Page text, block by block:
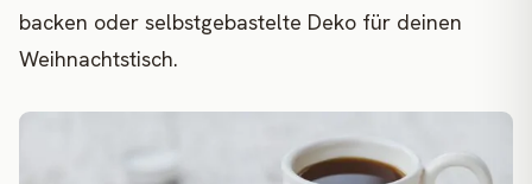
backen oder selbstgebastelte Deko für deinen
Weihnachtstisch.